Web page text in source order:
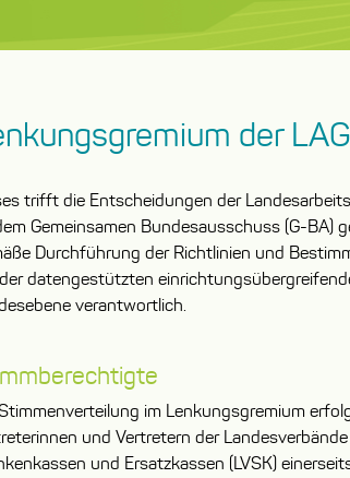
der LAG
trifft die Entscheidungen der
Gemeinsamen Bundes­ausschuss (G-
Durchführung der Richtlinien und
datengestützten
verantwortlich.
im Lenkungs­gremium
und Vertretern der
und Ersatzkassen (LVSK)